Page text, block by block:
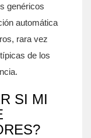
genéricos
automática
rara vez
de los
SI MI